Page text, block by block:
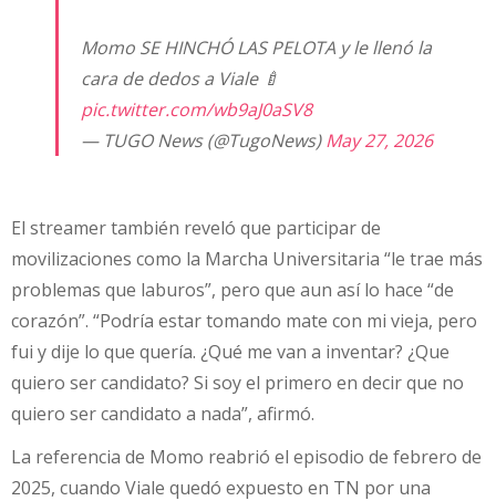
Momo SE HINCHÓ LAS PELOTA y le llenó la
cara de dedos a Viale 🍼
pic.twitter.com/wb9aJ0aSV8
— TUGO News (@TugoNews)May 27, 2026
El streamer también reveló que participar de
movilizaciones como la Marcha Universitaria “le trae más
problemas que laburos”, pero que aun así lo hace “de
corazón”. “Podría estar tomando mate con mi vieja, pero
fui y dije lo que quería. ¿Qué me van a inventar? ¿Que
quiero ser candidato? Si soy el primero en decir que no
quiero ser candidato a nada”, afirmó.
La referencia de Momo reabrió el episodio de febrero de
2025, cuando Viale quedó expuesto en TN por una